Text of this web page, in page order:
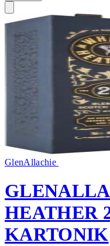
GlenAllachie
HEATHER
KARTONIK